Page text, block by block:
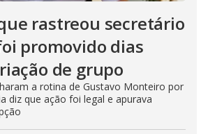
rastreou secretário
promovido dias
de grupo
a rotina de Gustavo Monteiro por
diz que ação foi legal e apurava